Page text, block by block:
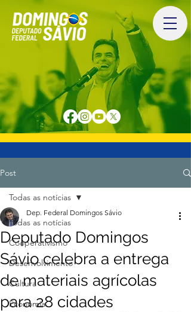
Post
Todas as notícias
Cooperativismo
Desenvolvimento
Cultura
Economia
Todas as notícias
Deputado Domingos
Sávio celebra a entrega
de materiais agrícolas
para 28 cidades
Dep. Federal Domingos Sávio